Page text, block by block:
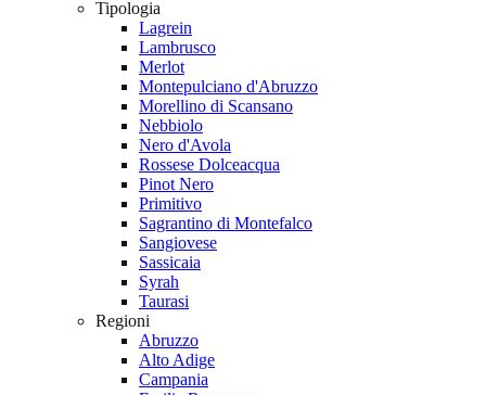
Tipologia
Lagrein
Lambrusco
Merlot
Montepulciano d'Abruzzo
Morellino di Scansano
Nebbiolo
Nero d'Avola
Rossese Dolceacqua
Pinot Nero
Primitivo
Sagrantino di Montefalco
Sangiovese
Sassicaia
Syrah
Taurasi
Regioni
Abruzzo
Alto Adige
Campania